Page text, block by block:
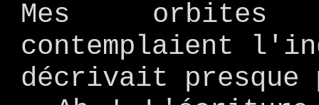
Mes
contemplaient
décrivait presque